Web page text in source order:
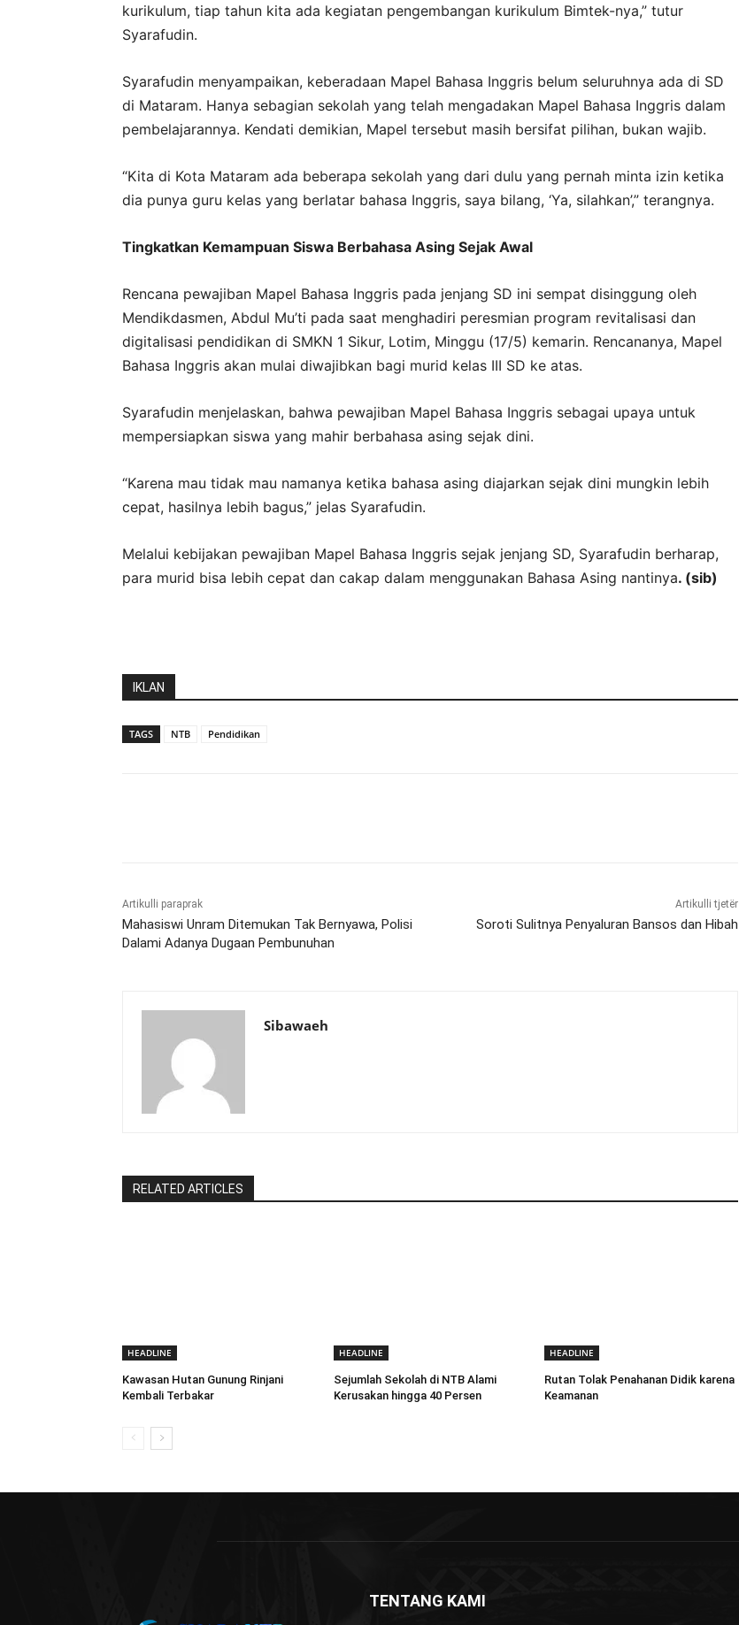
kurikulum, tiap tahun kita ada kegiatan pengembangan kurikulum Bimtek-nya,” tutur
Syarafudin.
Syarafudin menyampaikan, keberadaan Mapel Bahasa Inggris belum seluruhnya ada di SD
di Mataram. Hanya sebagian sekolah yang telah mengadakan Mapel Bahasa Inggris dalam
pembelajarannya. Kendati demikian, Mapel tersebut masih bersifat pilihan, bukan wajib.
“Kita di Kota Mataram ada beberapa sekolah yang dari dulu yang pernah minta izin ketika
dia punya guru kelas yang berlatar bahasa Inggris, saya bilang, ‘Ya, silahkan’,” terangnya.
Tingkatkan Kemampuan Siswa Berbahasa Asing Sejak Awal
Rencana pewajiban Mapel Bahasa Inggris pada jenjang SD ini sempat disinggung oleh
Mendikdasmen, Abdul Mu’ti pada saat menghadiri peresmian program revitalisasi dan
digitalisasi pendidikan di SMKN 1 Sikur, Lotim, Minggu (17/5) kemarin. Rencananya, Mapel
Bahasa Inggris akan mulai diwajibkan bagi murid kelas III SD ke atas.
Syarafudin menjelaskan, bahwa pewajiban Mapel Bahasa Inggris sebagai upaya untuk
mempersiapkan siswa yang mahir berbahasa asing sejak dini.
“Karena mau tidak mau namanya ketika bahasa asing diajarkan sejak dini mungkin lebih
cepat, hasilnya lebih bagus,” jelas Syarafudin.
Melalui kebijakan pewajiban Mapel Bahasa Inggris sejak jenjang SD, Syarafudin berharap,
para murid bisa lebih cepat dan cakap dalam menggunakan Bahasa Asing nantinya. (sib)
IKLAN
TAGS NTB Pendidikan
Artikulli paraprak
Mahasiswi Unram Ditemukan Tak Bernyawa, Polisi
Dalami Adanya Dugaan Pembunuhan
Artikulli tjetër
Soroti Sulitnya Penyaluran Bansos dan Hibah
Sibawaeh
RELATED ARTICLES
HEADLINE
Kawasan Hutan Gunung Rinjani
Kembali Terbakar
HEADLINE
Sejumlah Sekolah di NTB Alami
Kerusakan hingga 40 Persen
HEADLINE
Rutan Tolak Penahanan Didik karena
Keamanan
TENTANG KAMI